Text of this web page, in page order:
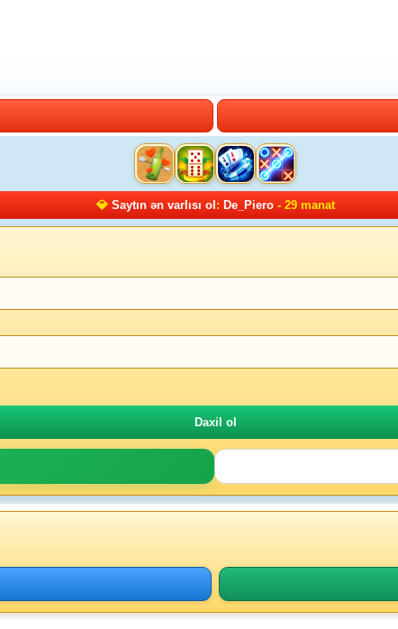
💎 Saytın ən varlısı ol : De_Piero- 29 manat